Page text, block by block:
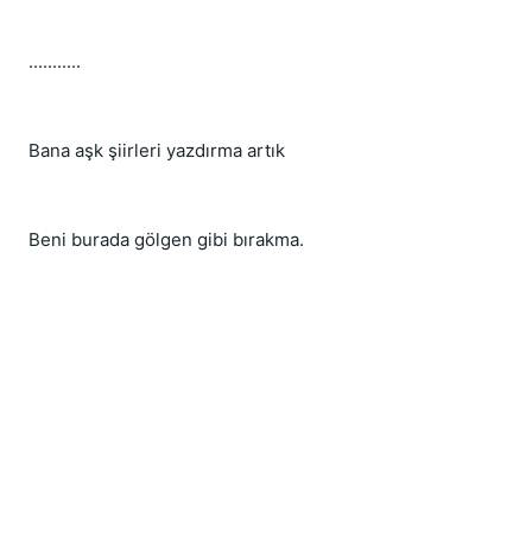
...........
Bana aşk şiirleri yazdırma artık
Beni burada gölgen gibi bırakma.